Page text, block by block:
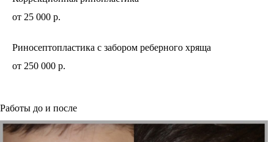
от 25 000 р.
Риносептопластика с забором реберного хряща
от 250 000 р.
Работы до и после